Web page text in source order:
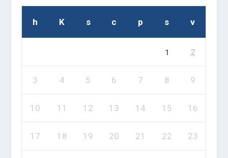
h K s c p s v
1 2
3 4 5 6 7 8 9
10 11 12 13 14 15 16
17 18 19 20 21 22 23